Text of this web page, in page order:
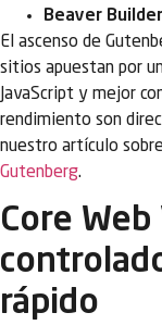
Beaver Builder
El ascenso de
sitios apuestan por
JavaScript y mejor
rendimiento son
nuestro artículo
Gutenberg.
Core
rápido